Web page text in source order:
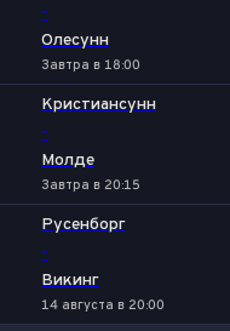
-
Олесунн
Завтра в 18:00
Кристиансунн
-
Молде
Завтра в 20:15
Русенборг
-
Викинг
14 августа в 20:00